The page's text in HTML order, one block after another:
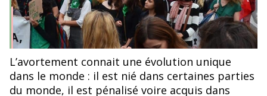
L’avortement connait une évolution unique
dans le monde : il est nié dans certaines parties
du monde, il est pénalisé voire acquis dans